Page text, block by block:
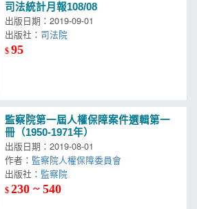
司法統計月報108/08
出版日期：2019-09-01
出版社： 司法院
$95
監察院第一屆人權保障案件選輯第一
冊（1950-1971年）
出版日期：2019-08-01
作者： 監察院人權保障委員會
出版社：
$230 ~ 540